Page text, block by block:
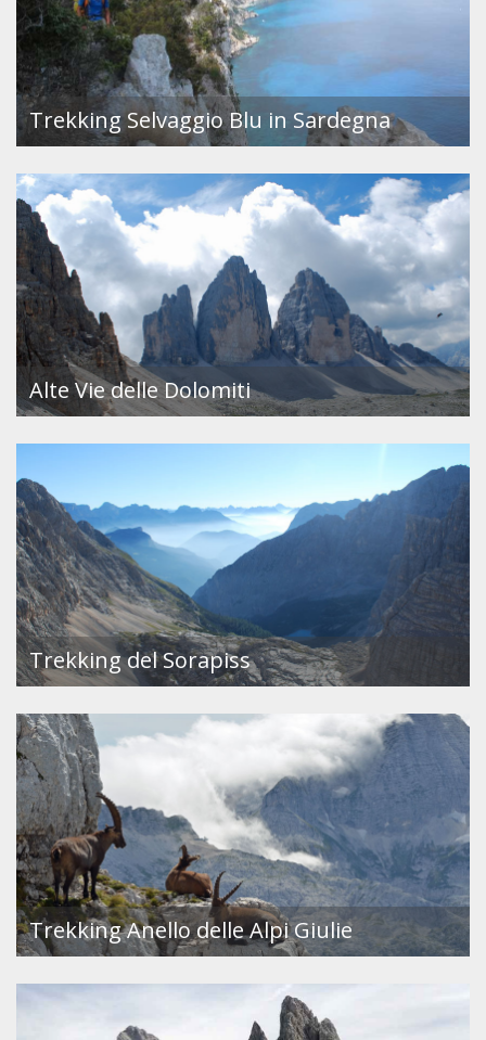
Trekking Selvaggio Blu in Sardegna
Alte Vie delle Dolomiti
Trekking del Sorapiss
Trekking Anello delle Alpi Giulie